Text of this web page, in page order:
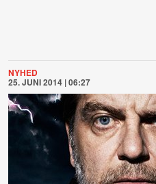
NYHED
25. JUNI 2014 | 06:27